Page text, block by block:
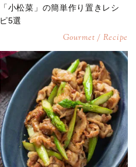
「小松菜」の簡単作り置きレシ
ピ5選
Gourmet / Recipe